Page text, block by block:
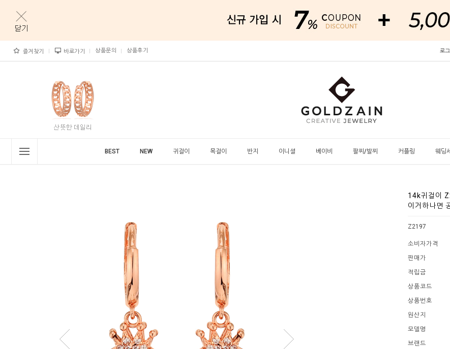
즐겨찾기 바로가기 상품문의 상품후기 로
BEST NEW 귀걸이 목걸이 반지 이니셜 베이비 팔찌/발찌 커플링 웨딩
14k귀걸이
이거하나면
Z2197
소비자가격
판매가
적립금
상품코드
상품번호
원산지
모델명
브랜드